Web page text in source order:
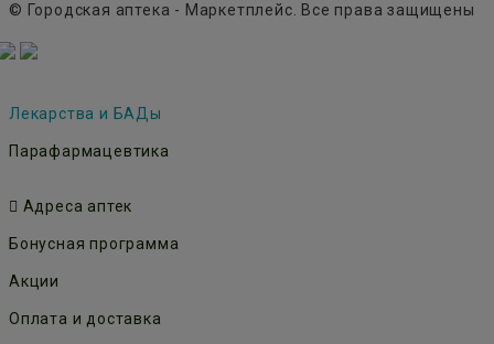
© Городская аптека - Маркетплейс. Все права защищены
Лекарства и БАДы
Парафармацевтика
Адреса аптек
Бонусная программа
Акции
Оплата и доставка